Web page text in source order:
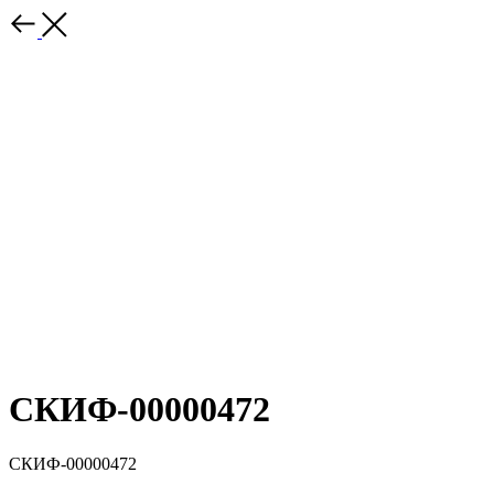
СКИФ-00000472
СКИФ-00000472